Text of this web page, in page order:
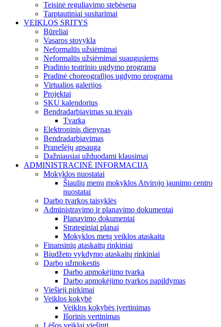
Teisinė reguliavimo stebėsena
Tarptautiniai susitarimai
VEIKLOS SRITYS
Būreliai
Vasaros stovykla
Neformalūs užsiėmimai
Neformalūs užsiėmimai suaugusiems
Pradinio teatrinio ugdymo programa
Pradinė choreografijos ugdymo programa
Virtualios galerijos
Projektai
SKU kalendorius
Bendradarbiavimas su tėvais
Tvarka
Elektroninis dienynas
Bendradarbiavimas
Pranešėjų apsauga
Dažniausiai užduodami klausimai
ADMINISTRACINĖ INFORMACIJA
Mokyklos nuostatai
Šiaulių menų mokyklos Atvirojo jaunimo centro
nuostatai
Darbo tvarkos taisyklės
Administravimo ir planavimo dokumentai
Planavimo dokumentai
Strateginiai planai
Mokyklos metų veiklos ataskaita
Finansinių ataskaitų rinkiniai
Biudžeto vykdymo ataskaitų rinkiniai
Darbo užmokestis
Darbo apmokėjimo tvarka
Darbo apmokėjimo tvarkos papildymas
Viešieji pirkimai
Veiklos kokybė
Veiklos kokybės įvertinimas
Išorinis vertinimas
Lėšos veiklai viešinti